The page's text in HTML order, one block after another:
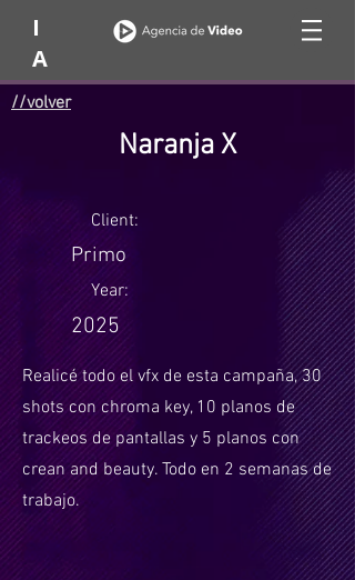
I
A
//volver
Naranja X
Client:
Primo
Year:
2025
Realicé todo el vfx de esta campaña, 30
shots con chroma key, 10 planos de
trackeos de pantallas y 5 planos con
crean and beauty. Todo en 2 semanas de
trabajo.